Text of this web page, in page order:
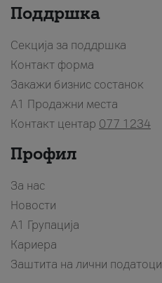
Поддршка
Секција за поддршка
Контакт форма
Закажи бизнис состанок
A1 Продажни места
Контакт центар 077 1234
Профил
За нас
Новости
А1 Групација
Кариера
Заштита на лични податоци